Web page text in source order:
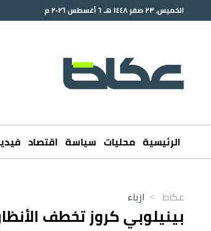
الخميس، ٢٣ صفر ١٤٤٨ هـ ٦ أغسطس ٢٠٢٦ م
الرئيسية محليات سياسة اقتصاد
عكاظ > ازياء
بينيلوبي كروز تخطف